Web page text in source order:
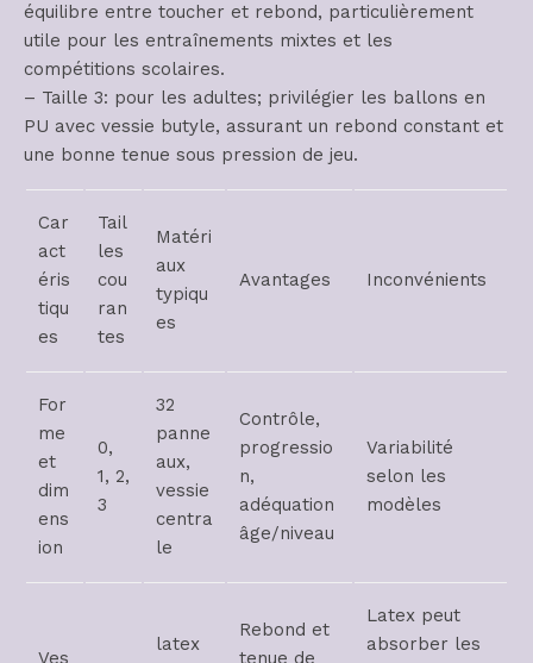
équilibre entre toucher et rebond, particulièrement
utile pour les entraînements mixtes et les
compétitions scolaires.
– Taille 3: pour les adultes; privilégier les ballons en
PU avec vessie butyle, assurant un rebond constant et
une bonne tenue sous pression de jeu.
Car
act
éris
tiqu
es
Tail
les
cou
ran
tes
Matéri
aux
typiqu
es
Avantages Inconvénients
For
me
et
dim
ens
ion
0,
1, 2,
3
32
panne
aux,
vessie
centra
le
Contrôle,
progressio
n,
adéquation
âge/niveau
Variabilité
selon les
modèles
Ves
latex
Rebond et
tenue de
Latex peut
absorber les